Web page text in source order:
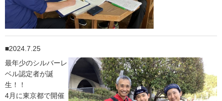
2024.7.25
最年少のシルバーレ
ベル認定者が誕
生！！
4月に東京都で開催